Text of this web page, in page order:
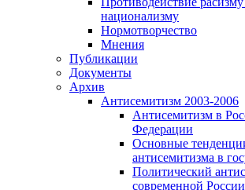
национализму
Нормотворчество
Мнения
Публикации
Документы
Архив
Антисемитизм 2003-2006
Антисемитизм в
Федерации
Основные
антисемитизма в
Политический
современной России